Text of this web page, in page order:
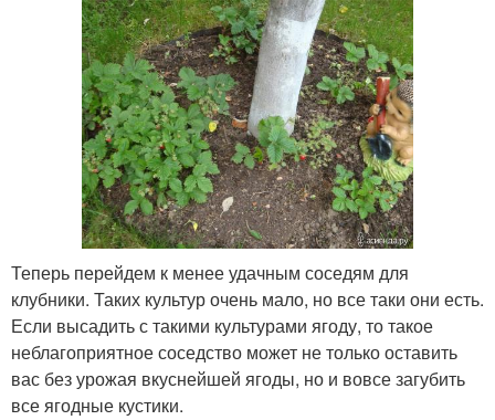
Теперь перейдем к менее удачным соседям для
клубники. Таких культур очень мало, но все таки они есть.
Если высадить с такими культурами ягоду, то такое
неблагоприятное соседство может не только оставить
вас без урожая вкуснейшей ягоды, но и вовсе загубить
все ягодные кустики.